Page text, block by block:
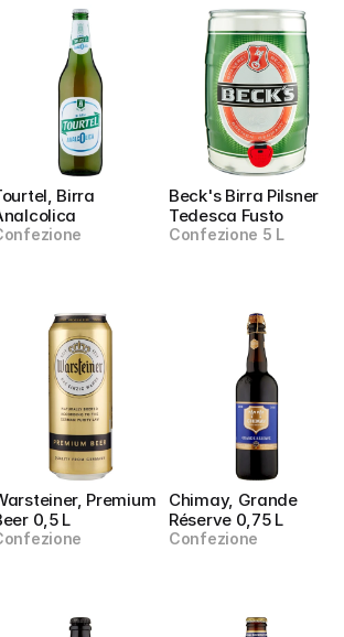
Birra
Beck's Birra Pilsner
Tedesca Fusto
Confezione 5 L
Premium
0,5 L
Chimay, Grande
Réserve 0,75 L
Confezione